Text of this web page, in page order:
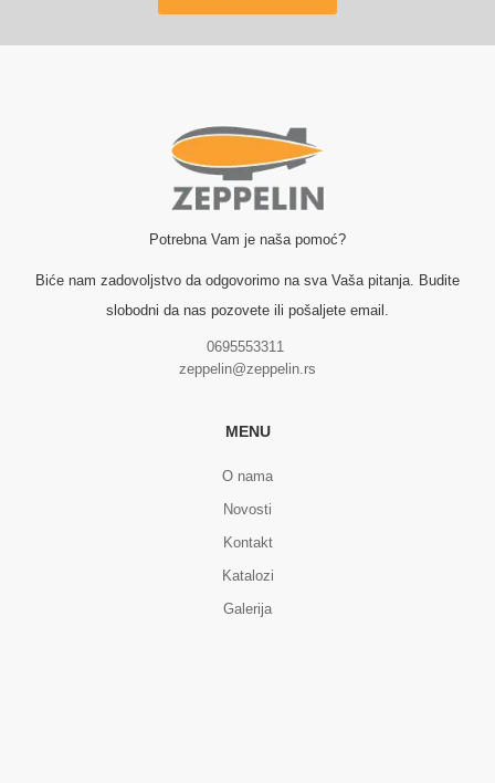
Potrebna Vam je naša pomoć?
Biće nam zadovoljstvo da odgovorimo na sva Vaša pitanja. Budite
slobodni da nas pozovete ili pošaljete email.
0695553311
zeppelin@zeppelin.rs
MENU
O nama
Novosti
Kontakt
Katalozi
Galerija